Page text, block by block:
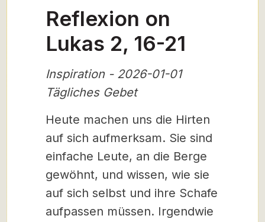
Reflexion on
Lukas 2, 16-21
Inspiration - 2026-01-01
Tägliches Gebet
Heute machen uns die Hirten
auf sich aufmerksam. Sie sind
einfache Leute, an die Berge
gewöhnt, und wissen, wie sie
auf sich selbst und ihre Schafe
aufpassen müssen. Irgendwie